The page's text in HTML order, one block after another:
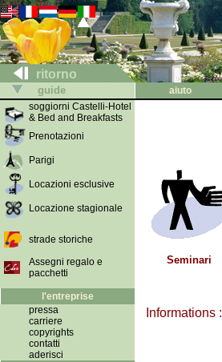
ritorno
guide aiuto
soggiorni Castelli-Hotel
& Bed and Breakfasts
Prenotazioni
Parigi
Locazioni esclusive
Locazione stagionale
strade storiche
Assegni regalo e
pacchetti
l'entreprise
pressa
carriere
copyrights
contatti
aderisci
Seminari
Informations :